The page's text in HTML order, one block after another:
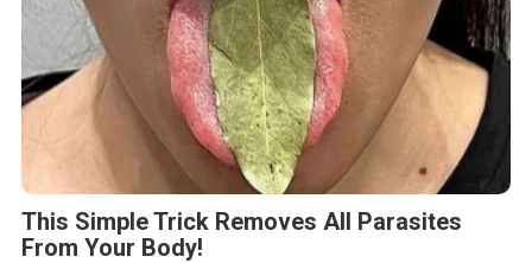
This Simple Trick Removes All Parasites
From Your Body!